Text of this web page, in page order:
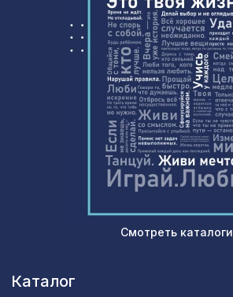
Смотреть каталоги
Каталог